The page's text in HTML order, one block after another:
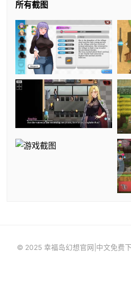
所有截图
© 2025 幸福岛幻想官网|中文免费